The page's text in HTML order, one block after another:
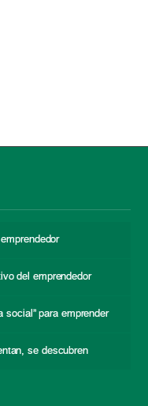
del emprendedor
social” para emprender
se descubren